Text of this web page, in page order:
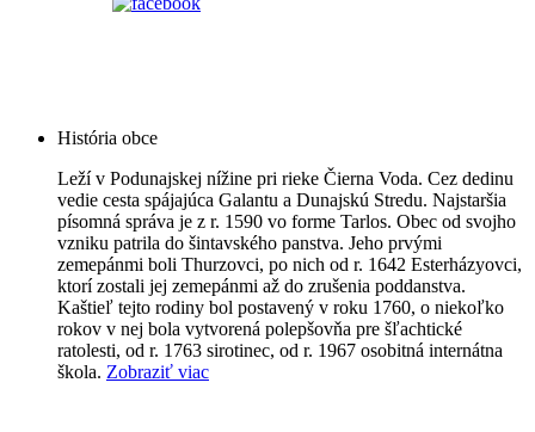
História obce
Leží v Podunajskej nížine pri rieke Čierna Voda. Cez dedinu
vedie cesta spájajúca Galantu a Dunajskú Stredu. Najstaršia
písomná správa je z r. 1590 vo forme Tarlos. Obec od svojho
vzniku patrila do šintavského panstva. Jeho prvými
zemepánmi boli Thurzovci, po nich od r. 1642 Esterházyovci,
ktorí zostali jej zemepánmi až do zrušenia poddanstva.
Kaštieľ tejto rodiny bol postavený v roku 1760, o niekoľko
rokov v nej bola vytvorená polepšovňa pre šľachtické
ratolesti, od r. 1763 sirotinec, od r. 1967 osobitná internátna
škola. Zobraziť viac